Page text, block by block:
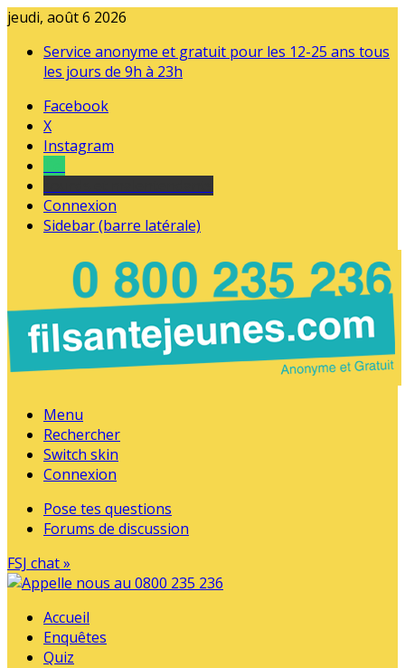
jeudi, août 6 2026
Service anonyme et gratuit pour les 12-25 ans tous
les jours de 9h à 23h
Facebook
X
Instagram
Connexion
Sidebar (barre latérale)
Menu
Rechercher
Switch skin
Connexion
Pose tes questions
Forums de discussion
FSJ chat »
Accueil
Enquêtes
Quiz